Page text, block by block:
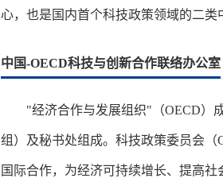
心，也是国内首个科技政策领域的二类
中国-OECD科技与创新合作联络办公室
"经济合作与发展组织"（OECD）
组）及秘书处组成。科技政策委员会（
国际合作，为经济可持续增长、提高